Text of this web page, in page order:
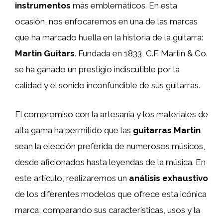
instrumentos más emblemáticos. En esta
ocasión, nos enfocaremos en una de las marcas
que ha marcado huella en la historia de la guitarra:
Martin Guitars. Fundada en 1833, C.F. Martin & Co.
se ha ganado un prestigio indiscutible por la
calidad y el sonido inconfundible de sus guitarras.
El compromiso con la artesanía y los materiales de
alta gama ha permitido que las guitarras Martin
sean la elección preferida de numerosos músicos,
desde aficionados hasta leyendas de la música. En
este artículo, realizaremos un análisis exhaustivo
de los diferentes modelos que ofrece esta icónica
marca, comparando sus características, usos y la